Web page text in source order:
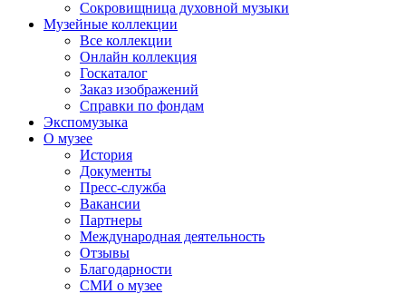
Сокровищница духовной музыки
Музейные коллекции
Все коллекции
Онлайн коллекция
Госкаталог
Заказ изображений
Справки по фондам
Экспомузыка
О музее
История
Документы
Пресс-служба
Вакансии
Партнеры
Международная деятельность
Отзывы
Благодарности
СМИ о музее